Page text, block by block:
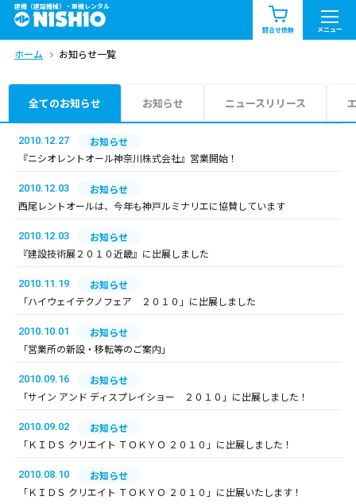
建機（建設機械）・重機レンタル
問合せ依頼 メニュー
商品一覧 お知らせ一覧
問合せ依頼リスト
エリア情報を見る
ホーム お知らせ一覧
全てのお知らせ お知らせ ニュースリリース
2010.12.27
お知らせ
『ニシオレントオール神奈川株式会社』営業開始！
2010.12.03
お知らせ
西尾レントオールは、今年も神戸ルミナリエに協賛しています
2010.12.03
お知らせ
『建設技術展２０１０近畿』に出展しました
2010.11.19
お知らせ
「ハイウェイテクノフェア ２０１０」に出展しました
2010.10.01
お知らせ
「営業所の新設・移転等のご案内」
2010.09.16
お知らせ
「サイン アンド ディスプレイショー ２０１０」に出展しました！
2010.09.02
お知らせ
「ＫＩＤＳ クリエイト ＴＯＫＹＯ ２０１０」に出展しました！
2010.08.10
お知らせ
「ＫＩＤＳ クリエイト ＴＯＫＹＯ ２０１０」に出展いたします！